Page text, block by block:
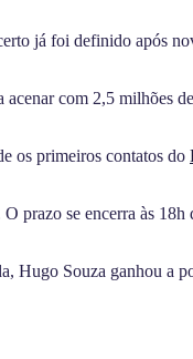
já foi definido após
acenar com 2,5 milhões
os primeiros contatos do
prazo se encerra às
Hugo Souza ganhou a